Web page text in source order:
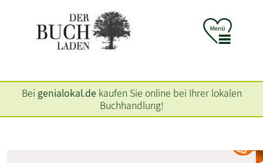
Bei genialokal.de kaufen Sie online bei Ihrer lokalen
Buchhandlung!